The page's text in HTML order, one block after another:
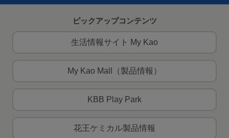
ピックアップコンテンツ
生活情報サイト My Kao
My Kao Mall（製品情報）
KBB Play Park
花王ケミカル製品情報